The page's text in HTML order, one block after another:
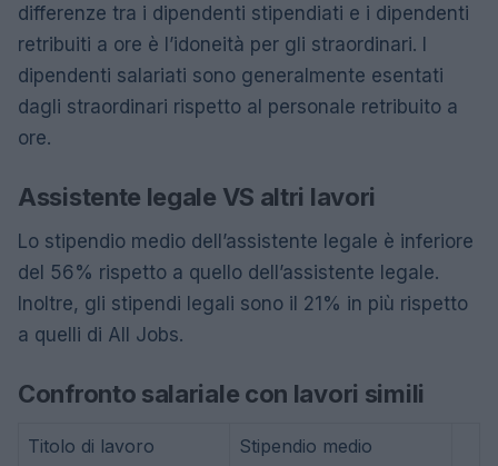
differenze tra i dipendenti stipendiati e i dipendenti
retribuiti a ore è l’idoneità per gli straordinari. I
dipendenti salariati sono generalmente esentati
dagli straordinari rispetto al personale retribuito a
ore.
Assistente legale VS altri lavori
Lo stipendio medio dell’assistente legale è inferiore
del 56% rispetto a quello dell’assistente legale.
Inoltre, gli stipendi legali sono il 21% in più rispetto
a quelli di All Jobs.
Confronto salariale con lavori simili
Titolo di lavoro Stipendio medio